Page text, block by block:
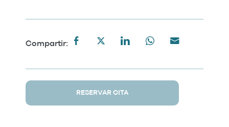
Compartir:
RESERVAR CITA